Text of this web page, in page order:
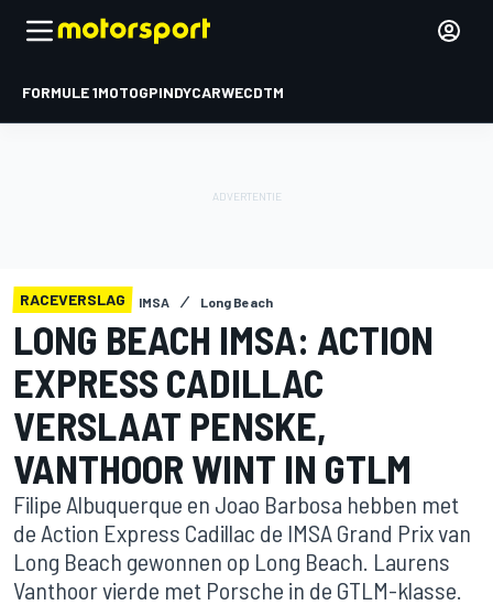
FORMULE 1MOTOGPINDYCARWECDTM
RACEVERSLAG IMSA Long Beach
LONG BEACH IMSA: ACTION
EXPRESS CADILLAC
VERSLAAT PENSKE,
VANTHOOR WINT IN GTLM
Filipe Albuquerque en Joao Barbosa hebben met
de Action Express Cadillac de IMSA Grand Prix van
Long Beach gewonnen op Long Beach. Laurens
Vanthoor vierde met Porsche in de GTLM-klasse.